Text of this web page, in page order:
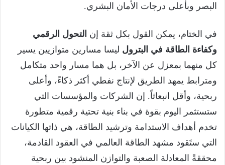
البصر وبأعلى درجات الأمان البشري.
في الختام، يمكن القول بكل ثقة إن التحول الرقمي
وكفاءة الطاقة في البترول ليسا مسارين متوازيين يسير
كل منهما بمعزل عن الآخر، بل هما مسار واحد متكامل
ومترابط يمهد الطريق لإنتاج نفطي أكثر ذكاءً، وأعلى
ربحية، وأقل انبعاثاً. إن الشركات والمؤسسات التي
ستستثمر اليوم بقوة في بناء بنية تحتية رقمية متطورة
تخدم أهداف الاستدامة وترشيد الطاقة، هي ذاتها الكيانات
التي ستَقود مشهد الطاقة العالمي في العقود القادمة،
محققةً المعادلة الصعبة والتوازن المنشود بين ربحية